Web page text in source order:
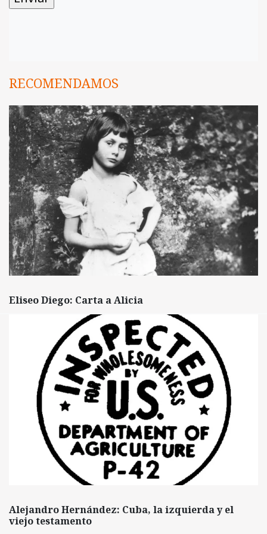
RECOMENDAMOS
Eliseo Diego: Carta a Alicia
Alejandro Hernández: Cuba, la izquierda y el
viejo testamento